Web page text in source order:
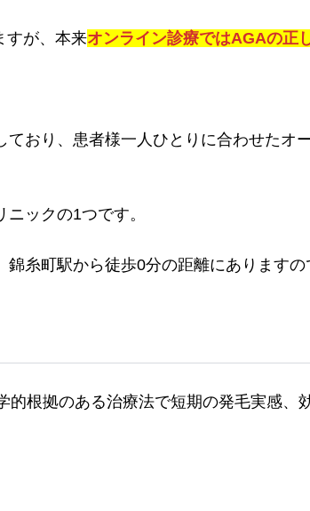
すが、本来オンライン診療ではAGAの正
おり、患者様一人ひとりに合わせたオ
ックの1つです。
糸町駅から徒歩0分の距離にあります
根拠のある治療法で短期の発毛実感、